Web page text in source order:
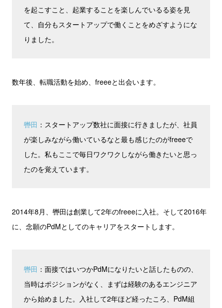
を起こすこと、起業することを楽しんでいるる姿を見
て、自分もスタートアップで働くことをめざすようにな
りました。
数年後、転職活動を始め、freeeと出会います。
轡田 ：スタートアップ数社に面接に行きましたが、社員
が楽しみながら働いているなと最も感じたのがfreeeで
した。私もここで毎日ワクワクしながら働きたいと思っ
たのを覚えています。
2014年8月、轡田は創業して2年のfreeeに入社。そして2016年
に、念願のPdMとしてのキャリアをスタートします。
轡田 ：面接ではいつかPdMになりたいと話したものの、
当時はポジションがなく、まずは経験のあるエンジニア
から始めました。入社して2年ほど経ったころ、PdM組